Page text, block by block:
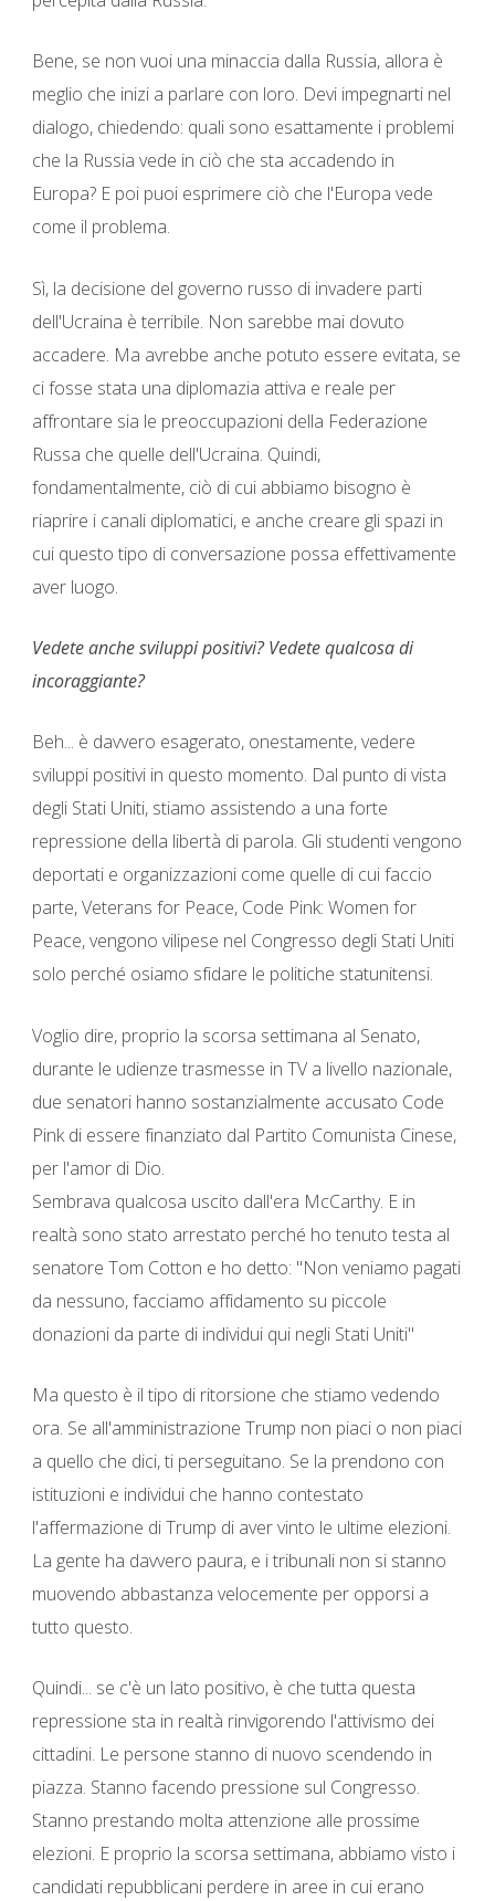
Bene, se non vuoi una minaccia dalla Russia, allora è
meglio che inizi a parlare con loro. Devi impegnarti nel
dialogo, chiedendo: quali sono esattamente i problemi
che la Russia vede in ciò che sta accadendo in
Europa? E poi puoi esprimere ciò che l'Europa vede
come il problema.
Sì, la decisione del governo russo di invadere parti
dell'Ucraina è terribile. Non sarebbe mai dovuto
accadere. Ma avrebbe anche potuto essere evitata, se
ci fosse stata una diplomazia attiva e reale per
affrontare sia le preoccupazioni della Federazione
Russa che quelle dell'Ucraina. Quindi,
fondamentalmente, ciò di cui abbiamo bisogno è
riaprire i canali diplomatici, e anche creare gli spazi in
cui questo tipo di conversazione possa effettivamente
aver luogo.
Vedete anche sviluppi positivi? Vedete qualcosa di
incoraggiante?
Beh... è davvero esagerato, onestamente, vedere
sviluppi positivi in ​​questo momento. Dal punto di vista
degli Stati Uniti, stiamo assistendo a una forte
repressione della libertà di parola. Gli studenti vengono
deportati e organizzazioni come quelle di cui faccio
parte, Veterans for Peace, Code Pink: Women for
Peace, vengono vilipese nel Congresso degli Stati Uniti
solo perché osiamo sfidare le politiche statunitensi.
Voglio dire, proprio la scorsa settimana al Senato,
durante le udienze trasmesse in TV a livello nazionale,
due senatori hanno sostanzialmente accusato Code
Pink di essere finanziato dal Partito Comunista Cinese,
per l'amor di Dio.
Sembrava qualcosa uscito dall'era McCarthy. E in
realtà sono stato arrestato perché ho tenuto testa al
senatore Tom Cotton e ho detto: "Non veniamo pagati
da nessuno, facciamo affidamento su piccole
donazioni da parte di individui qui negli Stati Uniti"
Ma questo è il tipo di ritorsione che stiamo vedendo
ora. Se all'amministrazione Trump non piaci o non piaci
a quello che dici, ti perseguitano. Se la prendono con
istituzioni e individui che hanno contestato
l'affermazione di Trump di aver vinto le ultime elezioni.
La gente ha davvero paura, e i tribunali non si stanno
muovendo abbastanza velocemente per opporsi a
tutto questo.
Quindi... se c'è un lato positivo, è che tutta questa
repressione sta in realtà rinvigorendo l'attivismo dei
cittadini. Le persone stanno di nuovo scendendo in
piazza. Stanno facendo pressione sul Congresso.
Stanno prestando molta attenzione alle prossime
elezioni. E proprio la scorsa settimana, abbiamo visto i
candidati repubblicani perdere in aree in cui erano